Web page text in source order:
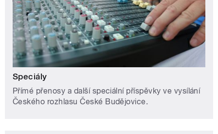
Speciály
Přímé přenosy a další speciální příspěvky ve vysílání
Českého rozhlasu České Budějovice.